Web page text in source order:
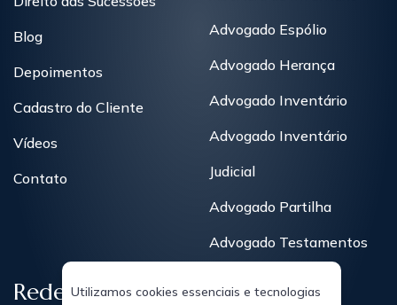
Blog
Depoimentos
Cadastro do Cliente
Vídeos
Contato
Advogado Espólio
Advogado Herança
Advogado Inventário
Advogado Inventário
Judicial
Advogado Partilha
Advogado Testamentos
Redes Sociais
Utilizamos cookies essenciais e tecnologias